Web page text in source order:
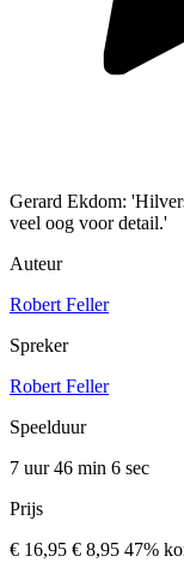
Gerard Ekdom:
veel oog voor detail.'
Auteur
Robert Feller
Spreker
Robert Feller
Speelduur
7 uur 46 min 6 sec
Prijs
€ 16,95 € 8,95 47%